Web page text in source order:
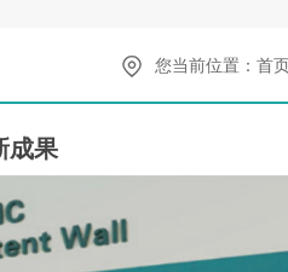
您当前位置：首页
成果